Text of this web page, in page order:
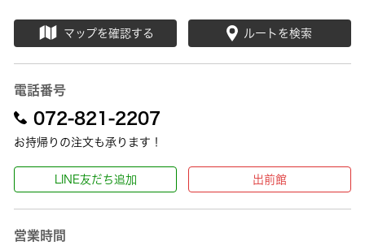
マップを確認する ルートを検索
電話番号
072-821-2207
お持帰りの注文も承ります！
LINE友だち追加 出前館
営業時間